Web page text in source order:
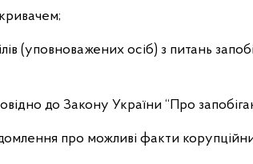
(уповноважених осіб) з питань
до Закону України “Про
про можливі факти